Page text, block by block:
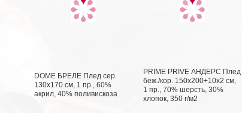
DOME БРЕЛЕ Плед сер.
130х170 см, 1 пр., 60%
акрил, 40% поливискоза
PRIME PRIVE АНДЕРС Плед
беж./кор. 150х200+10х2 см,
1 пр., 70% шерсть, 30%
хлопок, 350 г/м2